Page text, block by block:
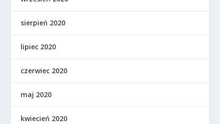
sierpień 2020
lipiec 2020
czerwiec 2020
maj 2020
kwiecień 2020